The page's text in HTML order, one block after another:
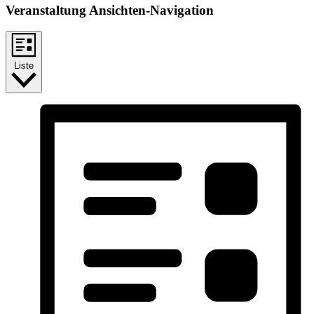
Veranstaltung Ansichten-Navigation
Liste